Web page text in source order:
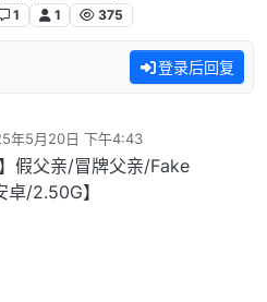
1 1 375
登录后回复
年5月20日 下午4:43
辑
假父亲/冒牌父亲/Fake
/2.50G】